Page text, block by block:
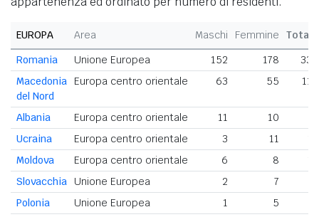
EUROPA Area Maschi Femmine
Totale
Romania
Unione Europea 152 178
330
Macedonia
del Nord
Europa centro orientale 63 55 118
Albania Europa centro orientale 11 10
Ucraina
Europa centro orientale 3 11
Moldova
Europa centro orientale 6 8
Slovacchia
Unione Europea 2 7
Polonia
Unione Europea 1 5